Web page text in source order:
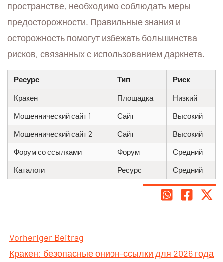
пространстве, необходимо соблюдать меры
предосторожности. Правильные знания и
осторожность помогут избежать большинства
рисков, связанных с использованием даркнета.
Ресурс Тип Риск
Кракен Площадка
Низкий
Мошеннический сайт 1
Сайт
Высокий
Мошеннический сайт 2
Сайт
Высокий
Форум со ссылками
Форум
Средний
Каталоги
Ресурс Средний
Vorheriger Beitrag
Кракен: безопасные онион-ссылки для 2026 года